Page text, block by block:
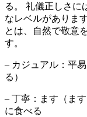
る。 礼儀正しさに
なレベルがありま
とは、自然で敬意
す。
– カジュアル：平
る）
– 丁寧：ます（ま
に食べる